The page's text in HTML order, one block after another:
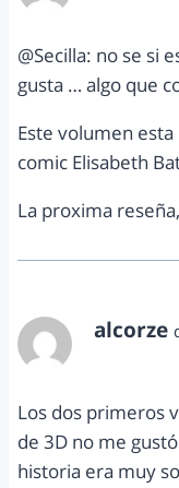
@Secilla: no se si
gusta … algo que
Este volumen
comic Elisabeth
La proxima
alcorze
Los dos primeros
de 3D no me
historia era muy